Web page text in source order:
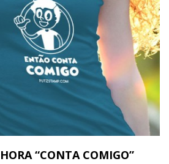
“CONTA COMIGO”